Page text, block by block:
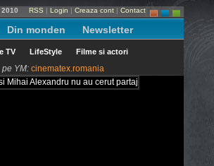
RSS | Login | Creaza cont | Contact
Din monden Newsletter
TV LifeStyle Filme si actori
YM: cinematex.romania